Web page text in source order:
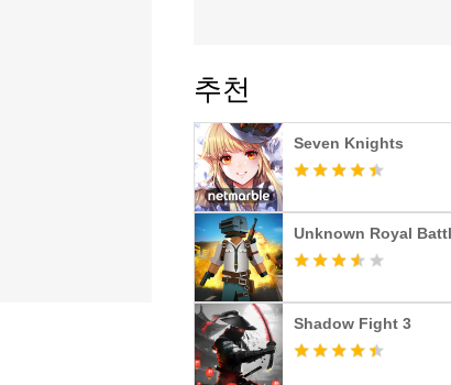
추천
Seven Knights
Unknown Royal
Shadow Fight 3